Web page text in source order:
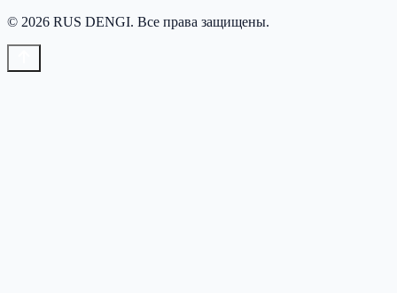
© 2026 RUS DENGI. Все права защищены.